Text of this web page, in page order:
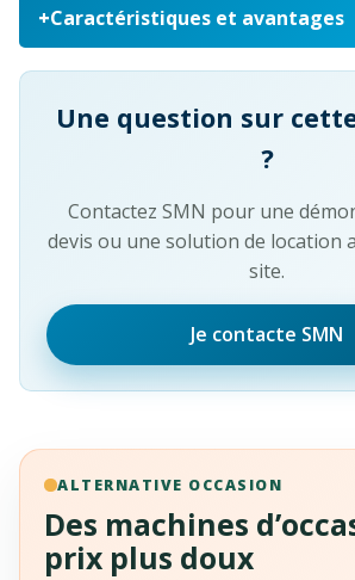
Caractéristiques et avantages
Une question sur
?
Contactez SMN pour une
devis ou une solution de location
site.
Je contacte SMN
ALTERNATIVE OCCASION
Des machines
prix plus doux